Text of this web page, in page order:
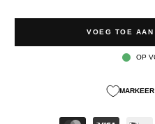
VOEG TOE AAN
OP